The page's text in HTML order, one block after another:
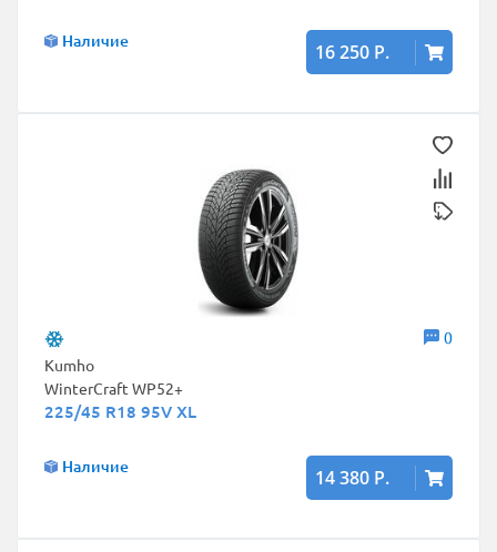
Наличие 16 250 Р.
0
Kumho
WinterCraft WP52+
225/45 R18 95V XL
Наличие 14 380 Р.